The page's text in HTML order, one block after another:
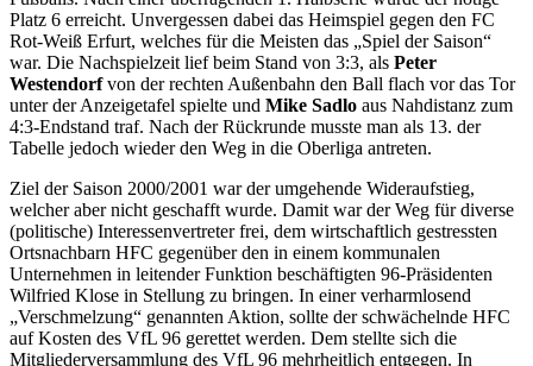
Platz 6 erreicht. Unvergessen dabei das Heimspiel gegen den FC
Rot-Weiß Erfurt, welches für die Meisten das „Spiel der Saison“
war. Die Nachspielzeit lief beim Stand von 3:3, als Peter
Westendorfvon der rechten Außenbahn den Ball flach vor das Tor
unter der Anzeigetafel spielte und Mike Sadlo aus Nahdistanz zum
4:3-Endstand traf. Nach der Rückrunde musste man als 13. der
Tabelle jedoch wieder den Weg in die Oberliga antreten.
Ziel der Saison 2000/2001 war der umgehende Wideraufstieg,
welcher aber nicht geschafft wurde. Damit war der Weg für diverse
(politische) Interessenvertreter frei, dem wirtschaftlich gestressten
Ortsnachbarn HFC gegenüber den in einem kommunalen
Unternehmen in leitender Funktion beschäftigten 96-Präsidenten
Wilfried Klose in Stellung zu bringen. In einer verharmlosend
„Verschmelzung“ genannten Aktion, sollte der schwächelnde HFC
auf Kosten des VfL 96 gerettet werden. Dem stellte sich die
Mitgliederversammlung des VfL 96 mehrheitlich entgegen. In